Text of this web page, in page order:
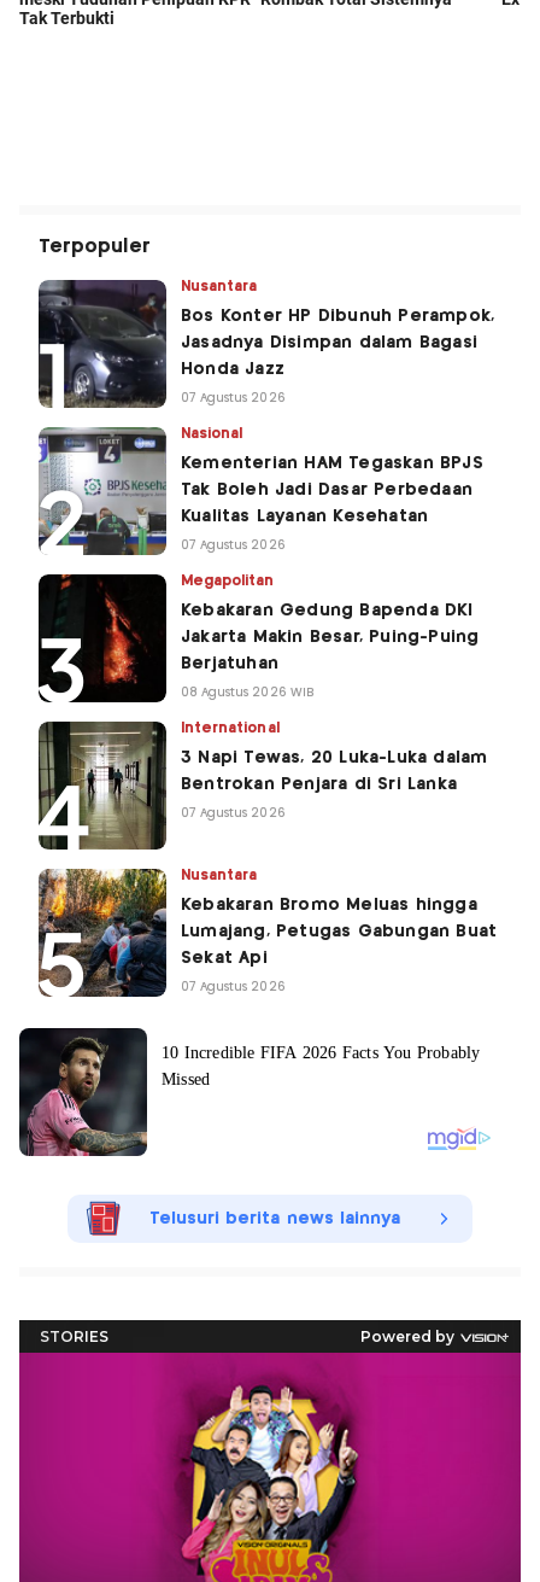
Terpopuler
Nusantara
Bos Konter HP Dibunuh Perampok,
Jasadnya Disimpan dalam Bagasi
Honda Jazz
07 Agustus 2026
Nasional
Kementerian HAM Tegaskan BPJS
Tak Boleh Jadi Dasar Perbedaan
Kualitas Layanan Kesehatan
07 Agustus 2026
Megapolitan
Kebakaran Gedung Bapenda DKI
Jakarta Makin Besar, Puing-Puing
Berjatuhan
08 Agustus 2026 WIB
International
3 Napi Tewas, 20 Luka-Luka dalam
Bentrokan Penjara di Sri Lanka
07 Agustus 2026
Nusantara
Kebakaran Bromo Meluas hingga
Lumajang, Petugas Gabungan Buat
Sekat Api
07 Agustus 2026
Telusuri berita news lainnya